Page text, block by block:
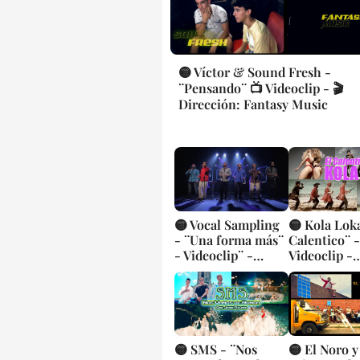
🟡 Víctor & Sound Fresh -
¨Pensando¨ 📺 Videoclip - 🎬
Dirección: Fantasy Music
🟡 Vocal Sampling
- ¨Una forma más¨
- Videoclip¨ -
Dirección: Luis
Najmías Jr -
Enrique Carballea
🟡 Kola
Calentico¨ -
Videoclip -
Dirección:
🟡 SMS - ¨Nos
🟡 El Noro y